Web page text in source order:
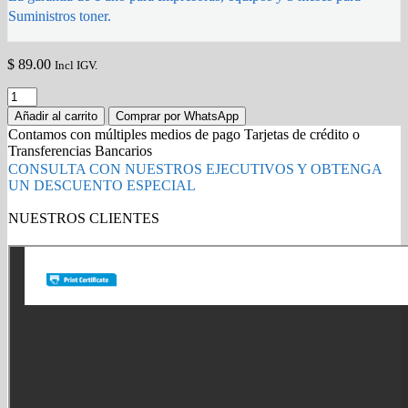
Suministros toner.
$ 89.00 Incl IGV.
Toner
Brother
Tn-
213Y
Yellow
1300
Paginas
quantity
Añadir al carrito Comprar por WhatsApp
Contamos con múltiples medios de pago Tarjetas de crédito o
Transferencias Bancarios
CONSULTA CON NUESTROS EJECUTIVOS Y OBTENGA
UN DESCUENTO ESPECIAL
NUESTROS CLIENTES